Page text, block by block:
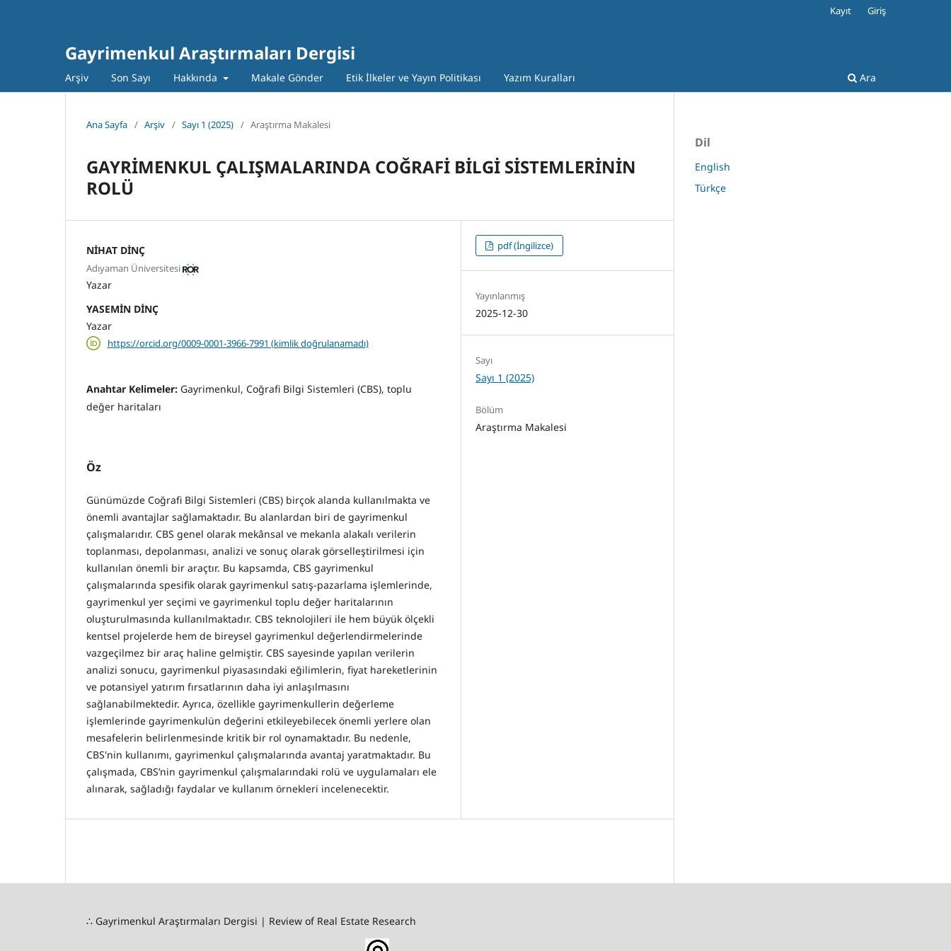
Gayrimenkul Araştırmaları Dergisi
Arşiv Son Sayı Hakkında Makale Gönder Etik İlkeler ve Yayın Politikası Yazım Kuralları Ara
Kayıt Giriş
Ana Sayfa / Arşiv / Sayı 1 (2025) / Araştırma Makalesi
GAYRİMENKUL ÇALIŞMALARINDA COĞRAFİ BİLGİ SİSTEMLERİNİN
ROLÜ
NİHAT DİNÇ
Adıyaman Üniversitesi
Yazar
YASEMİN DİNÇ
Yazar
https://orcid.org/0009-0001-3966-7991 (kimlik doğrulanamadı)
Anahtar Kelimeler: Gayrimenkul, Coğrafi Bilgi Sistemleri (CBS), toplu
değer haritaları
Öz
Günümüzde Coğrafi Bilgi Sistemleri (CBS) birçok alanda kullanılmakta ve
önemli avantajlar sağlamaktadır. Bu alanlardan biri de gayrimenkul
çalışmalarıdır. CBS genel olarak mekânsal ve mekanla alakalı verilerin
toplanması, depolanması, analizi ve sonuç olarak görselleştirilmesi için
kullanılan önemli bir araçtır. Bu kapsamda, CBS gayrimenkul
çalışmalarında spesifik olarak gayrimenkul satış-pazarlama işlemlerinde,
gayrimenkul yer seçimi ve gayrimenkul toplu değer haritalarının
oluşturulmasında kullanılmaktadır. CBS teknolojileri ile hem büyük ölçekli
kentsel projelerde hem de bireysel gayrimenkul değerlendirmelerinde
vazgeçilmez bir araç haline gelmiştir. CBS sayesinde yapılan verilerin
analizi sonucu, gayrimenkul piyasasındaki eğilimlerin, fiyat hareketlerinin
ve potansiyel yatırım fırsatlarının daha iyi anlaşılmasını
sağlanabilmektedir. Ayrıca, özellikle gayrimenkullerin değerleme
işlemlerinde gayrimenkulün değerini etkileyebilecek önemli yerlere olan
mesafelerin belirlenmesinde kritik bir rol oynamaktadır. Bu nedenle,
CBS'nin kullanımı, gayrimenkul çalışmalarında avantaj yaratmaktadır. Bu
çalışmada, CBS’nin gayrimenkul çalışmalarındaki rolü ve uygulamaları ele
alınarak, sağladığı faydalar ve kullanım örnekleri incelenecektir.
pdf (İngilizce)
Yayınlanmış
2025-12-30
Sayı
Sayı 1 (2025)
Bölüm
Araştırma Makalesi
Dil
English
Türkçe
∴ Gayrimenkul Araştırmaları Dergisi | Review of Real Estate Research